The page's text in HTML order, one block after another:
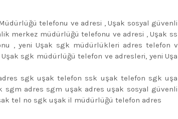
telefonu ve adresi , Uşak sosyal
merkez müdürlüğü telefonu ve adresi , Uşak
, yeni Uşak sgk müdürlükleri adres telefon
sgk müdürlüğü telefon ve adresleri, yeni
sgk uşak telefon ssk uşak telefon sgk
adres sgm uşak adres uşak sosyal
tel no sgk uşak il müdürlüğü telefon adres